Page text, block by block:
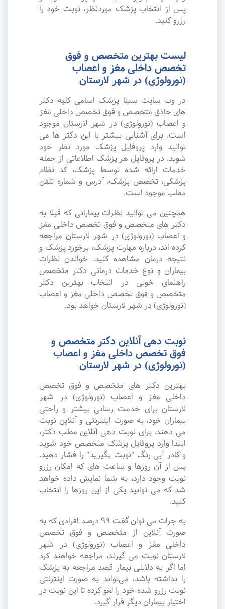
پس از انتخاب پزشک موردنظر، نوبت خود را
رزرو کنید.
لیست بهترین متخصص و فوق
تخصص داخلی مغز و اعصاب
(نورولوژی) در شهر لارستان
در وب سایت سینا پزشک اسامی کلیه دکتر
های حاذق متخصص و فوق تخصص داخلی مغز
و اعصاب (نورولوژی) در شهر لارستان موجود
است. برای آشنایی بیشتر با این دکتر ها می
توانید وارد پروفایل پزشک مورد نظر خود
شوید. در پروفایل هر پزشک اطلاعاتی از جمله
خدمات ارائه شده توسط پزشک، کد نظام
پزشکی، تخصص پزشک، آدرس و شماره تلفن
مطب موجود است.
همچنین می توانید نظرات بیمارانی که قبلا به
دکتر های متخصص و فوق تخصص داخلی مغز
و اعصاب (نورولوژی) در شهر لارستان مراجعه
کرده اند، درباره مهارت پزشک، برخورد پزشک و
نتیجه درمان مشاهده کنید. خواندن نظرات
بیماران و نوع خدمات درمانی دکتر متخصص
راهنمای خوبی در انتخاب بهترین دکتر
متخصص و فوق تخصص داخلی مغز و اعصاب
(نورولوژی) در شهر لارستان خواهد بود.
نوبت دهی آنلاین دکتر متخصص و
فوق تخصص داخلی مغز و اعصاب
(نورولوژی) در شهر لارستان
بهترین دکتر های متخصص و فوق تخصص
داخلی مغز و اعصاب (نورولوژی) در شهر
لارستان برای خدمت رسانی بیشتر و راحتی
بیماران خود، به صورت اینترنتی و آنلاین نوبت
می دهند. برای نوبت دهی آنلاین مطب دکتر،
ابتدا وارد پروفایل پزشک متخصص خود شوید
و کادر آبی رنگ "نوبت بگیرید" را فشار دهید.
پس از آن روزها و ساعت های که امکان رزرو
نوبت وجود دارد، به شما نمایش داده خواهد
شد که می توانید یکی از این روزها را انتخاب
کنید.
به جرات می‌ توان گفت ۹۹ درصد افرادی که به
صورت آنلاین از متخصص و فوق تخصص
داخلی مغز و اعصاب (نورولوژی) در شهر
لارستان نوبت می گیرند، مراجعه خواهند کرد
اما اگر به دلایلی بیمار قصد مراجعه به پزشک
را نداشته باشد، می‌تواند به صورت اینترنتی
نوبت رزرو شده خود را لغو کرده تا این نوبت در
اختیار بیماران دیگر قرار گیرد.